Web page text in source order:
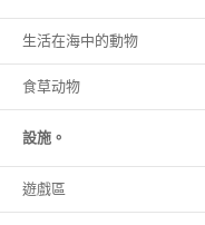
生活在海中的動物
食草动物
設施。
遊戲區